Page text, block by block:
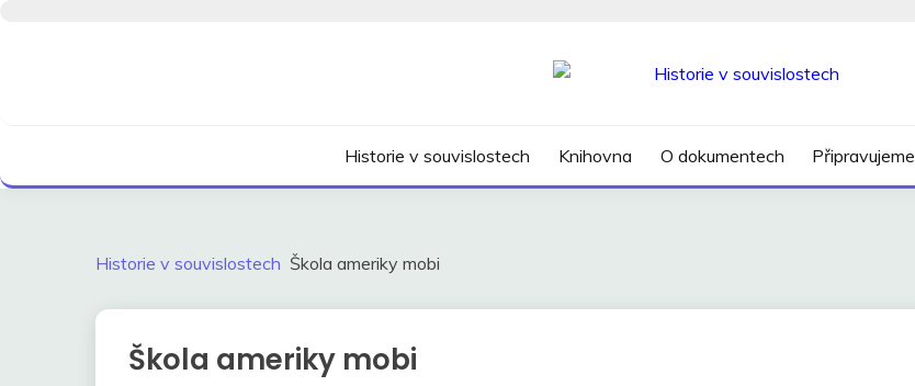
Historie v souvislostech Knihovna O dokumentech Připravujeme
Historie v souvislostech Škola ameriky mobi
Škola ameriky mobi